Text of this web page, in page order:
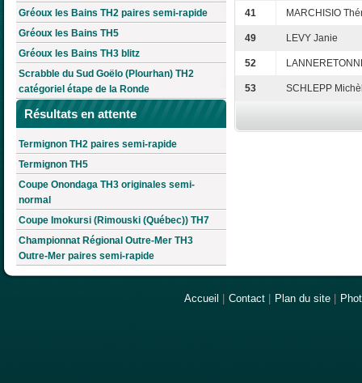
Gréoux les Bains TH2 paires semi-rapide
Gréoux les Bains TH5
Gréoux les Bains TH3 blitz
Scrabble du Sud Goëlo (Plourhan) TH2
catégoriel étape de la Ronde
Résultats en attente
Termignon TH2 paires semi-rapide
Termignon TH5
Coupe Onondaga TH3 originales semi-
normal
Coupe Imokursi (Rimouski (Québec)) TH7
Championnat Régional Outre-Mer TH3
Outre-Mer paires semi-rapide
41 MARCHISIO
49 LEVY Janie
52
53 SCHLEPP
Accueil Contact Plan du site